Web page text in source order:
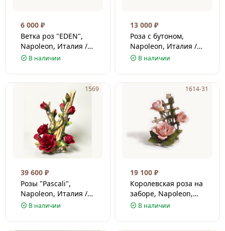
6 000 ₽
Ветка роз "EDEN",
Napoleon, Италия /
Фарфор / 7 см
В наличии
13 000 ₽
Роза с бутоном,
Napoleon, Италия /
Фарфор / 18 см
В наличии
1569
39 600 ₽
Розы "Pascali",
Napoleon, Италия /
Фарфор / 38 см
В наличии
1614-31
19 100 ₽
Королевская роза на
заборе, Napoleon,
Италия / Фарфор / 24
В наличии